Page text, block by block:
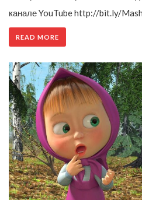
канале YouTube http://bit.ly/
READ MORE